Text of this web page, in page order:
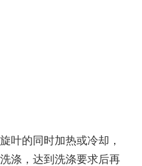
的同时加热或冷却，
涤，达到洗涤要求后再